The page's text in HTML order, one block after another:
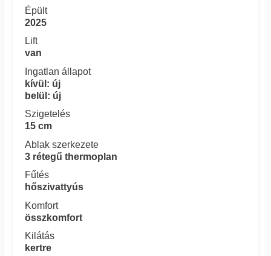
Épült
2025
Lift
van
Ingatlan állapot
kívül: új
belül: új
Szigetelés
15 cm
Ablak szerkezete
3 rétegű thermoplan
Fűtés
hőszivattyús
Komfort
összkomfort
Kilátás
kertre